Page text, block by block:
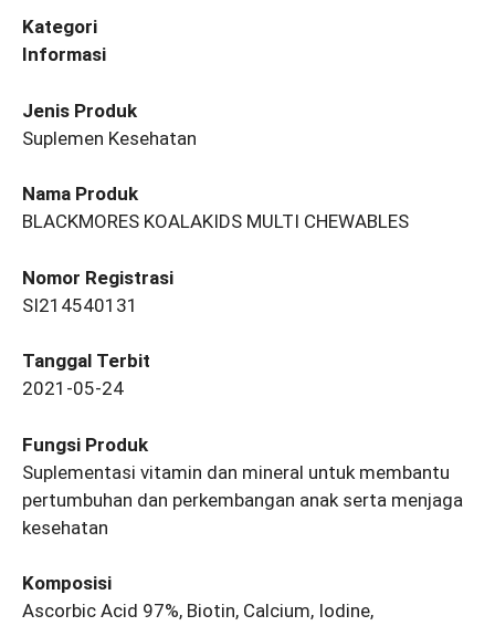
Kategori
Informasi
Jenis Produk
Suplemen Kesehatan
Nama Produk
BLACKMORES KOALAKIDS MULTI CHEWABLES
Nomor Registrasi
SI214540131
Tanggal Terbit
2021-05-24
Fungsi Produk
Suplementasi vitamin dan mineral untuk membantu
pertumbuhan dan perkembangan anak serta menjaga
kesehatan
Komposisi
Ascorbic Acid 97%, Biotin, Calcium, Iodine,